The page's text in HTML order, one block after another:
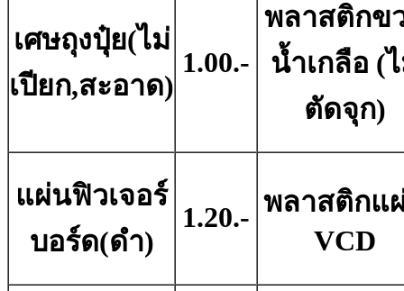
เศษถุงปุ๋ย(ไม่
เปียก,สะอาด)
1.00.-
พลาสติกข
น้ำเกลือ (
ตัดจุก)
แผ่นฟิวเจอร์
บอร์ด(ดํา)
1.20.- พลาสติกแ
VCD